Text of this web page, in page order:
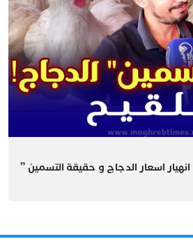
اسعار الدجاج و حقيقة التسمين ”